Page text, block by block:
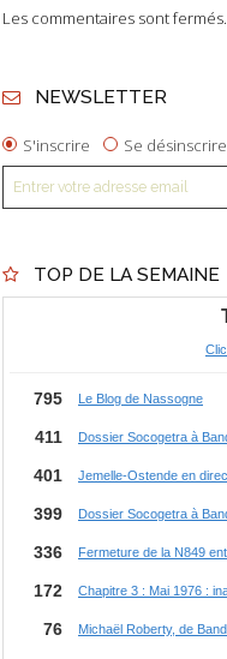
Les commentaires sont fermés.
NEWSLETTER
S'inscrire Se désinscrire
TOP DE LA SEMAINE